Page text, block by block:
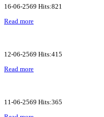
16-06-2569 Hits:821
Read more
12-06-2569 Hits:415
Read more
11-06-2569 Hits:365